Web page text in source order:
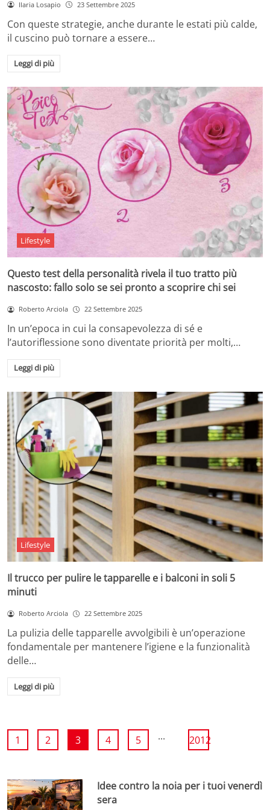
Ilaria Losapio 23 Settembre 2025
Con queste strategie, anche durante le estati più calde,
il cuscino può tornare a essere…
Leggi di più
Lifestyle
Questo test della personalità rivela il tuo tratto più
nascosto: fallo solo se sei pronto a scoprire chi sei
Roberto Arciola 22 Settembre 2025
In un’epoca in cui la consapevolezza di sé e
l’autoriflessione sono diventate priorità per molti,…
Leggi di più
Lifestyle
Il trucco per pulire le tapparelle e i balconi in soli 5
minuti
Roberto Arciola 22 Settembre 2025
La pulizia delle tapparelle avvolgibili è un’operazione
fondamentale per mantenere l’igiene e la funzionalità
delle…
Leggi di più
1 2 3 4 5 ... 2012
Idee contro la noia per i tuoi venerdì
sera